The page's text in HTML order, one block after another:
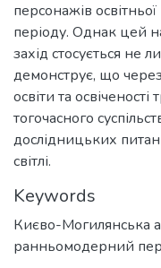
персонажів
періоду. Однак цей
захід стосується не
демонструє, що
освіти та
тогочасного
дослідницьких
світлі.
Keywords
Києво-Могилянська
ранньомодерний